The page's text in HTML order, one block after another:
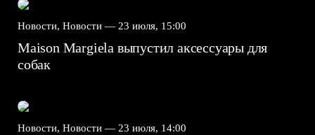
Новости, Новости — 23 июля, 15:00
Maison Margiela выпустил аксессуары для
собак
Новости, Новости — 23 июля, 14:00